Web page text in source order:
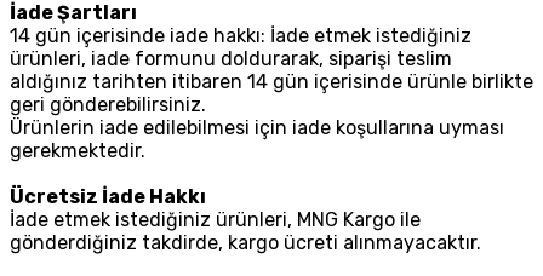
İade Şartları
14 gün içerisinde iade hakkı: İade etmek istediğiniz
ürünleri, iade formunu doldurarak, siparişi teslim
aldığınız tarihten itibaren 14 gün içerisinde ürünle birlikte
geri gönderebilirsiniz.
Ürünlerin iade edilebilmesi için iade koşullarına uyması
gerekmektedir.
Ücretsiz İade Hakkı
İade etmek istediğiniz ürünleri, MNG Kargo ile
gönderdiğiniz takdirde, kargo ücreti alınmayacaktır.